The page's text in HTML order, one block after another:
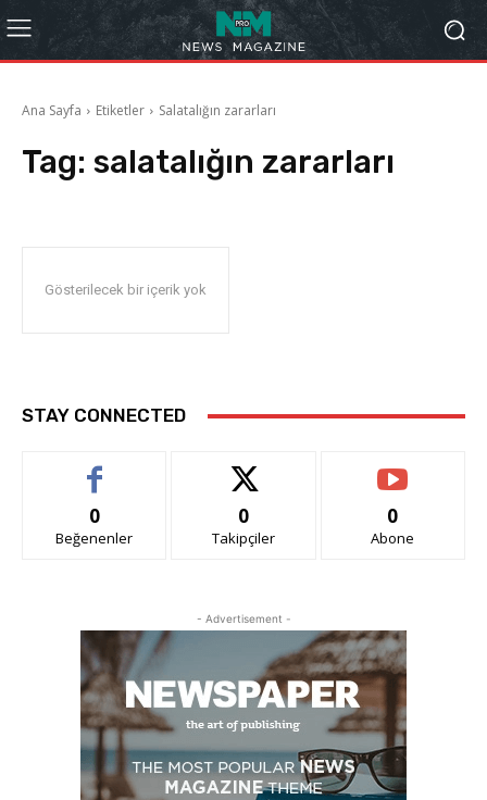
Ana Sayfa Etiketler Salatalığın zararları
Tag: salatalığın zararları
Gösterilecek bir içerik yok
STAY CONNECTED
0
Beğenenler
0
Takipçiler
0
Abone
- Advertisement -